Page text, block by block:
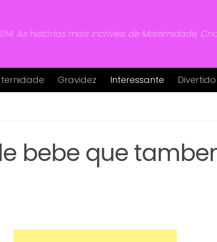
As histórias mais incríveis de Maternidade,
Gravidez Interessante Divertido
bebe que